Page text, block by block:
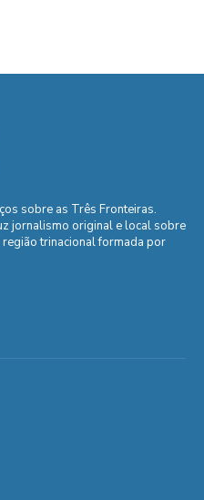
sobre as Três Fronteiras.
jornalismo original e local sobre
região trinacional formada por